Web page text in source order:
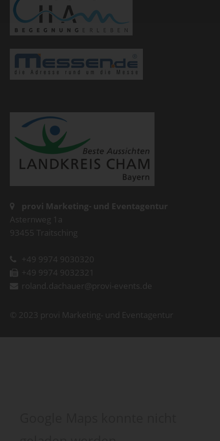
provi Marketing- und Eventagentur
Asternweg 1a
93455 Traitsching
+49 9974 9030320
+49 9974 9032321
roland.dachauer@provi-events.de
© 2023 provi Marketing- und Eventagentur